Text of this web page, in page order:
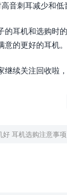
音刺耳减少和
的耳机和选购时
的更好的耳机。
继续关注回收啦
好 耳机选购注意事项